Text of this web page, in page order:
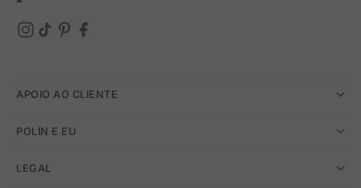
APOIO AO CLIENTE
POLÍN E EU
LEGAL